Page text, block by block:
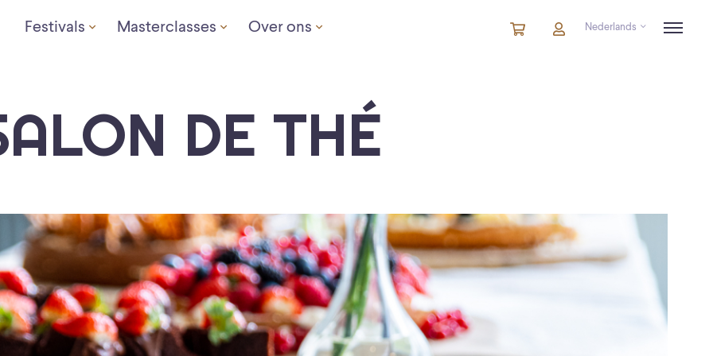
Festivals Masterclasses Over ons Winkelmandje
artikelenAccountNederlands
DE THÉ